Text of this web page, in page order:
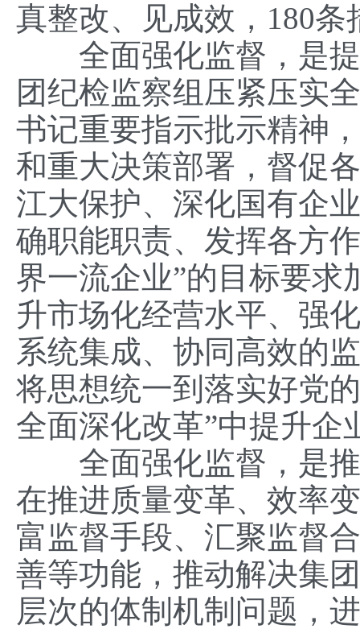
真整改、见成效，180
全面强化监督，是提
团纪检监察组压紧压实
书记重要指示批示精神
和重大决策部署，督促
江大保护、深化国有企
确职能职责、发挥各方
界一流企业”的目标要
升市场化经营水平、强
系统集成、协同高效的
将思想统一到落实好党
全面深化改革”中提升企
全面强化监督，是推
在推进质量变革、效率
富监督手段、汇聚监督
善等功能，推动解决集
层次的体制机制问题，